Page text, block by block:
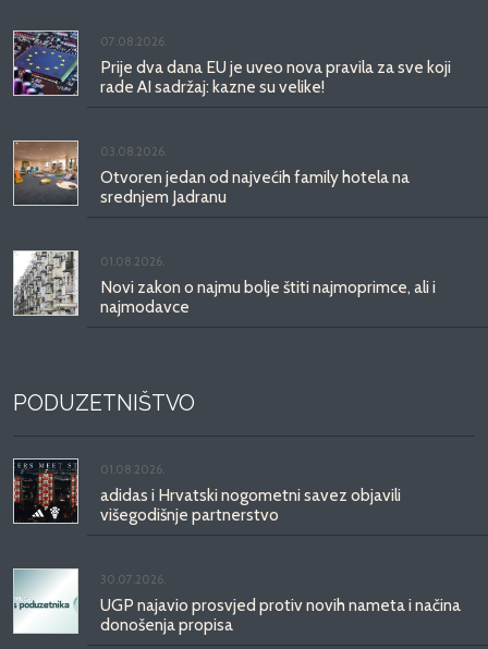
07.08.2026.
Prije dva dana EU je uveo nova pravila za sve koji
rade AI sadržaj: kazne su velike!
03.08.2026.
Otvoren jedan od najvećih family hotela na
srednjem Jadranu
01.08.2026.
Novi zakon o najmu bolje štiti najmoprimce, ali i
najmodavce
PODUZETNIŠTVO
01.08.2026.
adidas i Hrvatski nogometni savez objavili
višegodišnje partnerstvo
30.07.2026.
UGP najavio prosvjed protiv novih nameta i načina
donošenja propisa